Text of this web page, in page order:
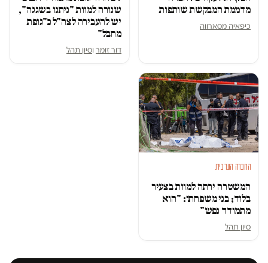
מדממת המבקשת שותפות
כיפאיה מסארווה
שנורה למוות "ניתנו בשגגה",
יש להעבירה לצה"ל כ"גופת
מחבל"
דור זומר וסיון תהל
החברה הערבית
המשטרה ירתה למוות בצעיר
בלוד; בני משפחתו: "הוא
מתמודד נפש"
סיון תהל